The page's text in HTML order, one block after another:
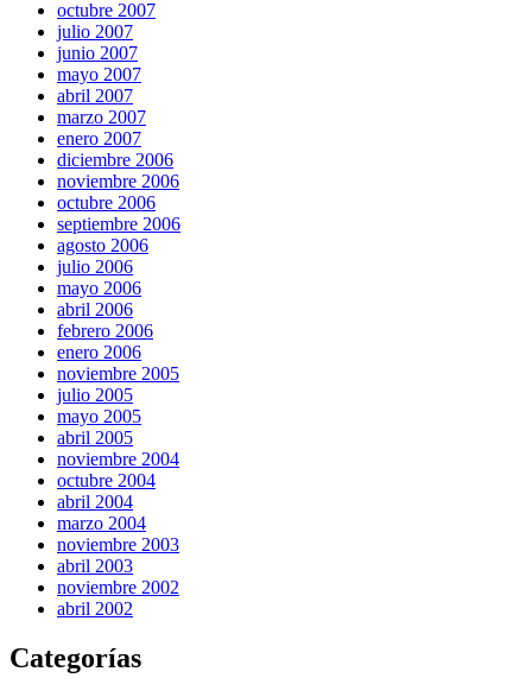
octubre 2007
julio 2007
junio 2007
mayo 2007
abril 2007
marzo 2007
enero 2007
diciembre 2006
noviembre 2006
octubre 2006
septiembre 2006
agosto 2006
julio 2006
mayo 2006
abril 2006
febrero 2006
enero 2006
noviembre 2005
julio 2005
mayo 2005
abril 2005
noviembre 2004
octubre 2004
abril 2004
marzo 2004
noviembre 2003
abril 2003
noviembre 2002
abril 2002
Categorías